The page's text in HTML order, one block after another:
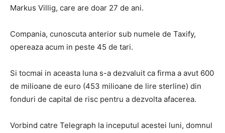
Markus Villig, care are doar 27 de ani.
Compania, cunoscuta anterior sub numele de Taxify,
opereaza acum in peste 45 de tari.
Si tocmai in aceasta luna s-a dezvaluit ca firma a avut 600
de milioane de euro (453 milioane de lire sterline) din
fonduri de capital de risc pentru a dezvolta afacerea.
Vorbind catre Telegraph la inceputul acestei luni, domnul